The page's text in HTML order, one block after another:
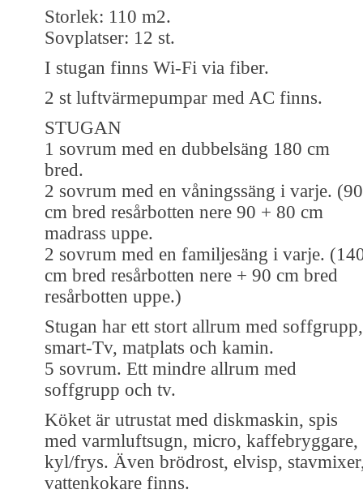
Storlek: 110 m2.
Sovplatser: 12 st.
I stugan finns Wi-Fi via fiber.
2 st luftvärmepumpar med AC finns.
STUGAN
1 sovrum med en dubbelsäng 180 cm
bred.
2 sovrum med en våningssäng i varje. (90
cm bred resårbotten nere 90 + 80 cm
madrass uppe.
2 sovrum med en familjesäng i varje.
cm bred resårbotten nere + 90 cm bred
resårbotten uppe.)
Stugan har ett stort allrum med soffgrupp,
smart-Tv, matplats och kamin.
5 sovrum. Ett mindre allrum med
soffgrupp och tv.
Köket är utrustat med diskmaskin, spis
med varmluftsugn, micro, kaffebryggare,
kyl/frys. Även brödrost, elvisp,
vattenkokare finns.